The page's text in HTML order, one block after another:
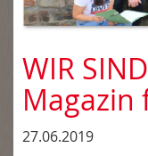
WIR
Magazin
27.06.2019